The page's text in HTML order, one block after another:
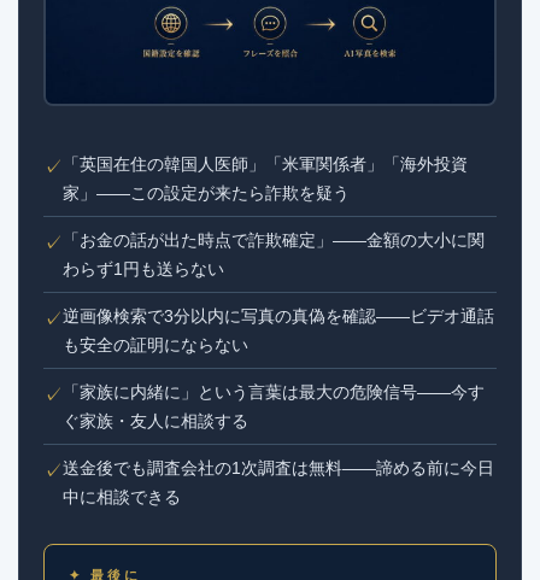
✓
「英国在住の韓国人医師」「米軍関係者」「海外投資
家」——この設定が来たら詐欺を疑う
✓
「お金の話が出た時点で詐欺確定」——金額の大小に関
わらず1円も送らない
✓逆画像検索で3分以内に写真の真偽を確認——ビデオ通話
も安全の証明にならない
✓
「家族に内緒に」という言葉は最大の危険信号——今す
ぐ家族・友人に相談する
✓送金後でも調査会社の1次調査は無料——諦める前に今日
中に相談できる
✦ 最後に